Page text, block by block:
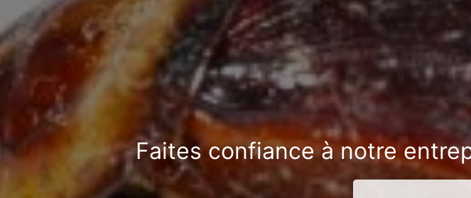
Faites confiance à notre